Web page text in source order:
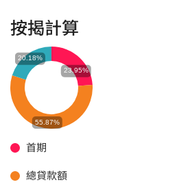
按揭計算
首期
總貸款額